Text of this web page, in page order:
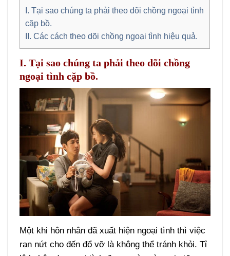
I. Tại sao chúng ta phải theo dõi chồng ngoại tình
cặp bồ.
II. Các cách theo dõi chồng ngoại tình hiệu quả.
I. Tại sao chúng ta phải theo dõi chồng
ngoại tình cặp bồ.
Một khi hôn nhân đã xuất hiện ngoại tình thì việc
rạn nứt cho đến đổ vỡ là không thể tránh khỏi. Tỉ